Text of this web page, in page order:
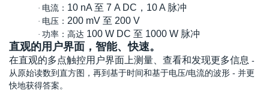
· 电流： 10 nA 至 7 A DC，10 A 脉冲
· 电压： 200 mV 至 200 V
· 功率：高达 100 W DC 至 1000 W 脉冲
直观的用户界面，智能、快速。
在直观的多点触控用户界面上测量、查看和发现更多信息 -
从原始读数到直方图，再到基于时间和基于电压/电流的波形 - 并更
快地获得答案。